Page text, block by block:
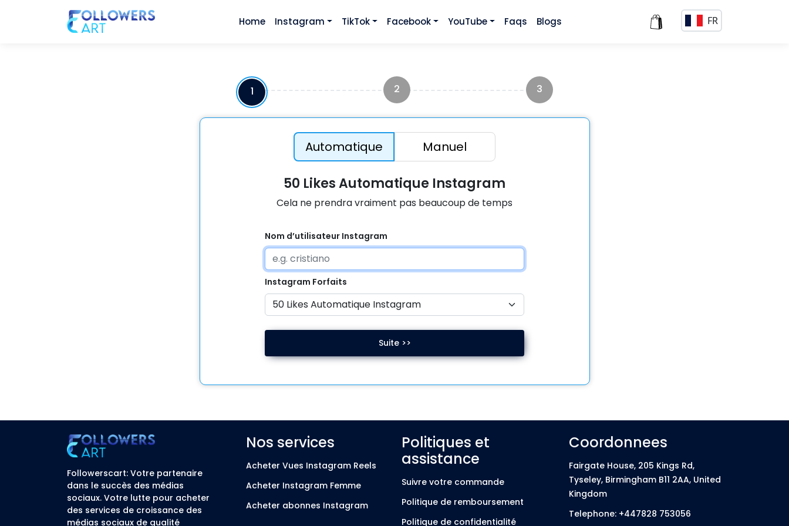
Home Instagram TikTok Facebook YouTube Faqs Blogs FR
1 2 3
Automatique Manuel
50 Likes Automatique Instagram
Cela ne prendra vraiment pas beaucoup de temps
Nom d’utilisateur Instagram
Instagram Forfaits
Suite >>
Followerscart: Votre partenaire
dans le succès des médias
sociaux. Votre lutte pour acheter
des services de croissance des
médias sociaux de qualité
Nos services
Acheter Vues Instagram Reels
Acheter Instagram Femme
Acheter abonnes Instagram
Politiques et
assistance
Suivre votre commande
Politique de remboursement
Politique de confidentialité
Coordonnees
Fairgate House, 205 Kings Rd,
Tyseley, Birmingham B11 2AA, United
Kingdom
Telephone: +447828 753056